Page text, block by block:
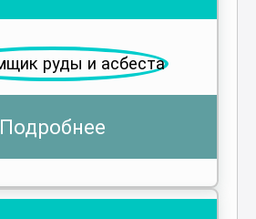
Подробнее